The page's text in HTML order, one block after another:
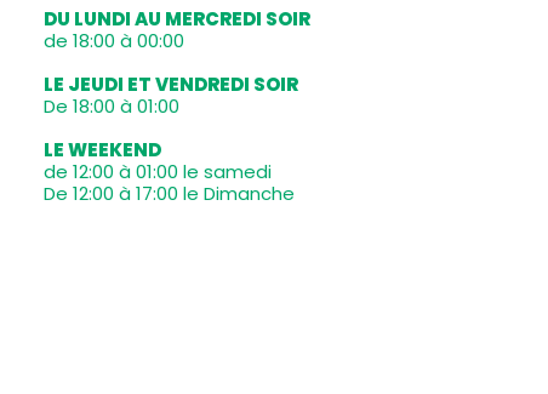
DU LUNDI AU MERCREDI SOIR
de 18:00 à 00:00
LE JEUDI ET VENDREDI SOIR
De 18:00 à 01:00
LE WEEKEND
de 12:00 à 01:00 le samedi
De 12:00 à 17:00 le Dimanche